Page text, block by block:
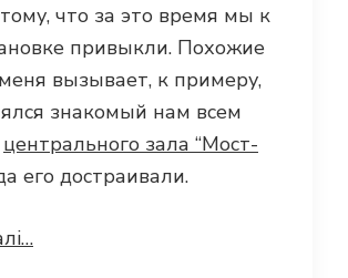
что за это время мы к
привыкли. Похожие
вызывает, к примеру,
знакомый нам всем
центрального зала “Мост-
его достраивали.